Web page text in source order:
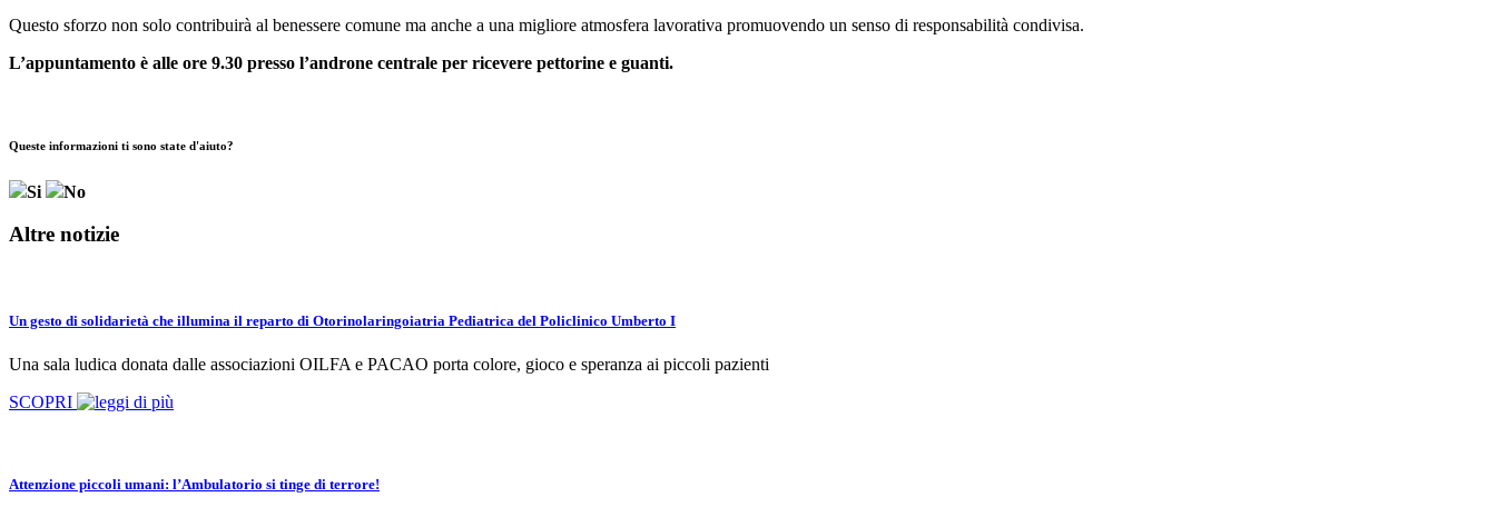
Questo sforzo non solo contribuirà al benessere comune ma anche a una migliore atmosfera lavorativa promuovendo un senso di responsabilità condivisa.
L’appuntamento è alle ore 9.30 presso l’androne centrale per ricevere pettorine e guanti.
Queste informazioni ti sono state d'aiuto?
Si No
Altre notizie
Un gesto di solidarietà che illumina il reparto di Otorinolaringoiatria Pediatrica del Policlinico Umberto I
Una sala ludica donata dalle associazioni OILFA e PACAO porta colore, gioco e speranza ai piccoli pazienti
SCOPRI
Attenzione piccoli umani: l’Ambulatorio si tinge di terrore!